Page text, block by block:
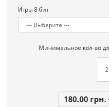
качество!)
Код товара:832
79 отзывов
Игры 8 бит
Минимальное кол-во
180.00 грн.